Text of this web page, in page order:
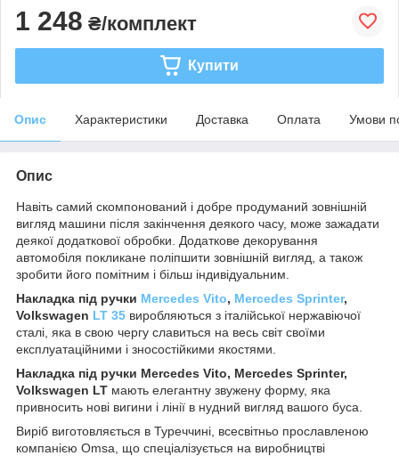
1 248 ₴/комплект
Купити
Опис Характеристики Доставка Оплата Умови
Опис
Навіть самий скомпонований і добре продуманий зовнішній
вигляд машини після закінчення деякого часу, може зажадати
деякої додаткової обробки. Додаткове декорування
автомобіля покликане поліпшити зовнішній вигляд, а також
зробити його помітним і більш індивідуальним.
Накладка під ручки Mercedes Vito, Mercedes Sprinter,
Volkswagen LT 35 виробляються з італійської нержавіючої
сталі, яка в свою чергу славиться на весь світ своїми
експлуатаційними і зносостійкими якостями.
Накладка під ручки Mercedes Vito, Mercedes Sprinter,
Volkswagen LT мають елегантну звужену форму, яка
привносить нові вигини і лінії в нудний вигляд вашого буса.
Виріб виготовляється в Туреччині, всесвітньо прославленою
компанією Omsa, що спеціалізується на виробництві